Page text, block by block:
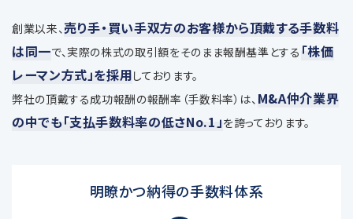
創業以来、売り手・買い手双方のお客様から頂戴する手数料
は同一で、実際の株式の取引額をそのまま報酬基準とする 「株価
レーマン方式」を採用しております。
弊社の頂戴する成功報酬の報酬率（手数料率）は、 M&A仲介業界
の中でも「支払手数料率の低さNo.1」を誇っております。
明瞭かつ納得の手数料体系